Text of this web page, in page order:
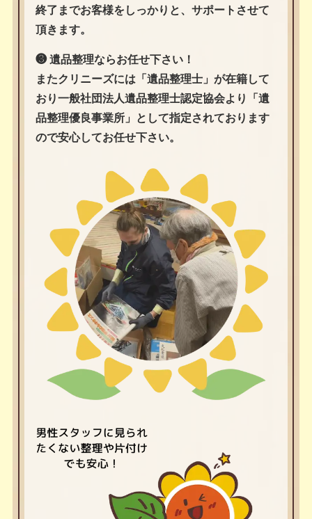
終了までお客様をしっかりと、サポートさせて
頂きます。
❸ 遺品整理ならお任せ下さい！
またクリニーズには「遺品整理士」が在籍して
おり一般社団法人遺品整理士認定協会より「遺
品整理優良事業所」として指定されております
ので安心してお任せ下さい。